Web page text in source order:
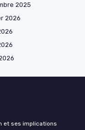
2025
2026
et ses implications